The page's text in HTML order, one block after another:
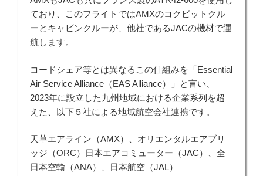
ており、このフライトではAMXのコクピットクル
ーとキャビンクルーが、他社であるJACの機材で運
航します。
コードシェア等とは異なるこの仕組みを「Essential
Air Service Alliance（EAS Alliance）」と言い、
2023年に設立した九州地域における企業系列を超
えた、以下５社による地域航空会社連携です。
天草エアライン（AMX）、オリエンタルエアブリ
ッジ（ORC）日本エアコミューター（JAC）、全
日本空輸（ANA）、日本航空（JAL）